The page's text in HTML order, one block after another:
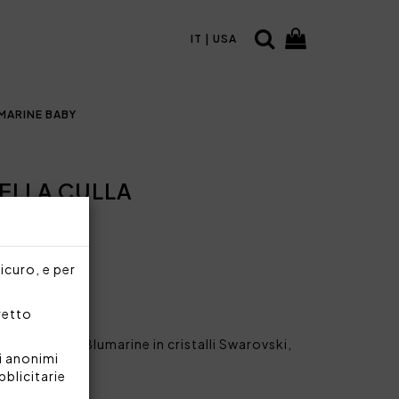
e per
anonimi
IT | USA
BABY
CULLA
con logo Blumarine in cristalli Swarovski,
4 lati.